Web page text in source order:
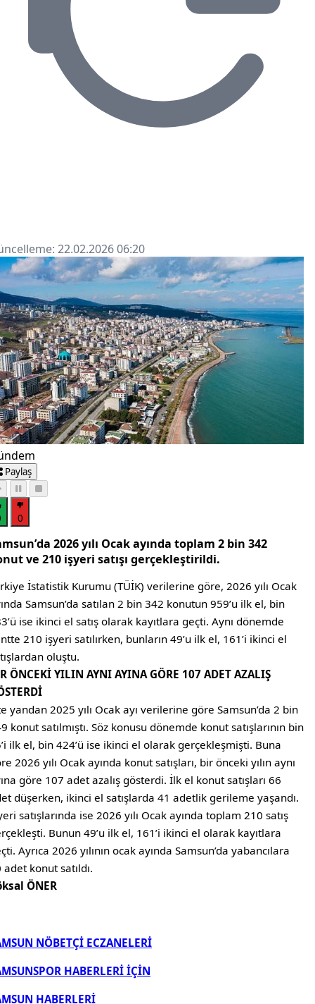
22.02.2026 06:20
Paylaş
0
2026 yılı Ocak ayında toplam 2 bin 342
ve 210 işyeri satışı gerçekleştirildi.
İstatistik Kurumu (TÜİK) verilerine göre, 2026 yılı Ocak
Samsun’da satılan 2 bin 342 konutun 959’u ilk el, bin
ise ikinci el satış olarak kayıtlara geçti. Aynı dönemde
210 işyeri satılırken, bunların 49’u ilk el, 161’i ikinci el
oluştu.
ÖNCEKİ YILIN AYNI AYINA GÖRE 107 ADET AZALIŞ
yandan 2025 yılı Ocak ayı verilerine göre Samsun’da 2 bin
konut satılmıştı. Söz konusu dönemde konut satışlarının bin
ilk el, bin 424’ü ise ikinci el olarak gerçekleşmişti. Buna
2026 yılı Ocak ayında konut satışları, bir önceki yılın aynı
göre 107 adet azalış gösterdi. İlk el konut satışları 66
düşerken, ikinci el satışlarda 41 adetlik gerileme yaşandı.
satışlarında ise 2026 yılı Ocak ayında toplam 210 satış
Bunun 49’u ilk el, 161’i ikinci el olarak kayıtlara
Ayrıca 2026 yılının ocak ayında Samsun’da yabancılara
adet konut satıldı.
ÖNER
NÖBETÇİ ECZANELERİ
HABERLERİ İÇİN
HABERLERİ